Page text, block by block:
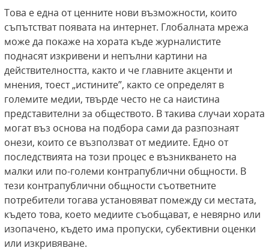
Това е една от ценните нови възможности, които
съпътстват появата на интернет. Глобалната мрежа
може да покаже на хората къде журналистите
поднасят изкривени и непълни картини на
действителността, както и че главните акценти и
мнения, тоест „истините”, както се определят в
големите медии, твърде често не са наистина
представителни за обществото. В такива случаи хората
могат въз основа на подбора сами да разпознаят
онези, които се възползват от медиите. Едно от
последствията на този процес е възникването на
малки или по-големи контрапублични общности. В
тези контрапублични общности съответните
потребители тогава установяват помежду си местата,
където това, което медиите съобщават, е невярно или
изопачено, където има пропуски, субективни оценки
или изкривяване.